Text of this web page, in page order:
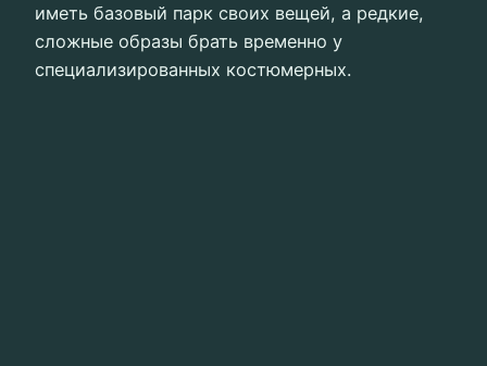
иметь базовый парк своих вещей, а редкие,
сложные образы брать временно у
специализированных костюмерных.